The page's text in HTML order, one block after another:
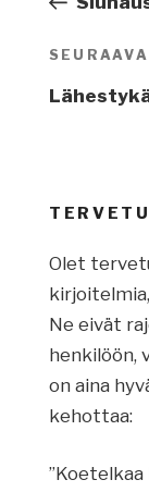
Seuraava
artikkeli
SEURAAVA
Olet
Ne eivät
henkilöön,
on aina
kehottaa:
”Koetelkaa